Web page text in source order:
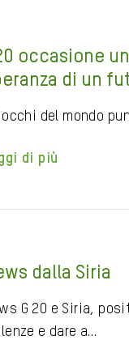
occasione
di un
occhi del mondo
di più
dalla Siria
G 20 e Siria,
e dare a…